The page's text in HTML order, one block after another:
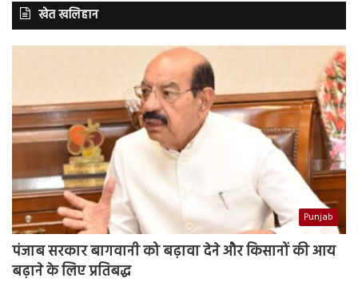
खेत खलिहान
Punjab
पंजाब सरकार बागवानी को बढ़ावा देने और किसानों की आय
बढ़ाने के लिए प्रतिबद्ध